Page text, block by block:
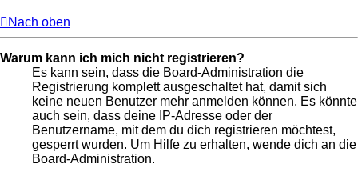
Nach oben
Warum kann ich mich nicht registrieren?
Es kann sein, dass die Board-Administration die
Registrierung komplett ausgeschaltet hat, damit sich
keine neuen Benutzer mehr anmelden können. Es könnte
auch sein, dass deine IP-Adresse oder der
Benutzername, mit dem du dich registrieren möchtest,
gesperrt wurden. Um Hilfe zu erhalten, wende dich an die
Board-Administration.